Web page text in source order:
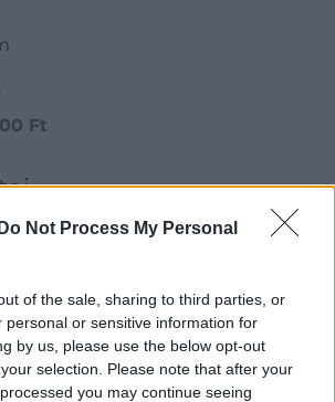
Do Not Process My Personal
of the sale, sharing to third parties, or
personal or sensitive information for
by us, please use the below opt-out
selection. Please note that after your
you may continue seeing
Ft
aukció - festmény, grafika,
tér 8.